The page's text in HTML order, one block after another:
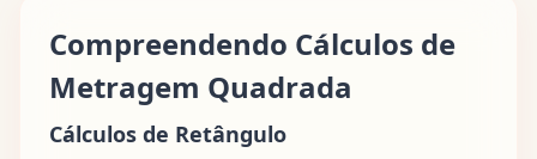
Compreendendo Cálculos de
Metragem Quadrada
Cálculos de Retângulo